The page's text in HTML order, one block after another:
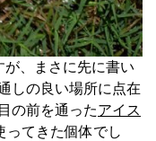
、まさに先に書い
しの良い場所に点在
の前を通ったアイス
ってきた個体でし